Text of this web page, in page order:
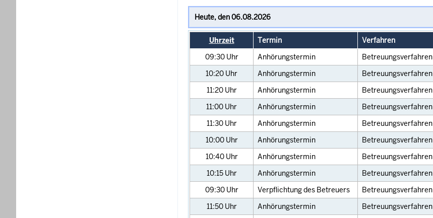
Uhrzeit Termin Verfahren
09:30 Uhr Anhörungstermin Betreuungsverfahren
10:20 Uhr Anhörungstermin Betreuungsverfahren
11:20 Uhr Anhörungstermin Betreuungsverfahren
11:00 Uhr Anhörungstermin Betreuungsverfahren
11:30 Uhr Anhörungstermin Betreuungsverfahren
10:00 Uhr Anhörungstermin Betreuungsverfahren
10:40 Uhr Anhörungstermin Betreuungsverfahren
10:15 Uhr Anhörungstermin Betreuungsverfahren
09:30 Uhr Verpflichtung des Betreuers Betreuungsverfahren
11:50 Uhr Anhörungstermin Betreuungsverfahren